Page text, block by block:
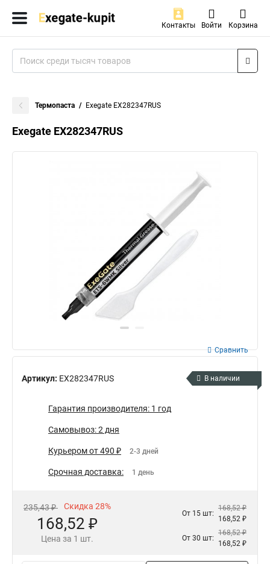
Контакты Войти Корзина
Термопаста Exegate EX282347RUS
Exegate EX282347RUS
Артикул: EX282347RUS
Сравнить
В наличии
Гарантия производителя: 1 год
Самовывоз: 2 дня
Курьером от 490 ₽ 2-3 дней
Срочная доставка: 1 день
235,43 ₽ Скидка 28%
168,52 ₽
Цена за 1 шт.
От 15 шт:
168,52 ₽
168,52 ₽
От 30 шт:
168,52 ₽
168,52 ₽